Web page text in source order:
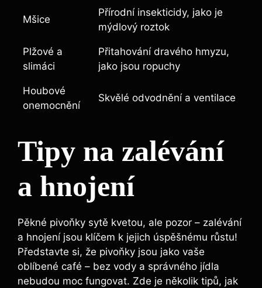
Mšice
Přírodní insekticidy, jako je
mýdlový roztok
Plžové a
slimáci
Přitahování dravého hmyzu,
jako jsou ropuchy
Houbové
onemocnění
Skvělé odvodnění⁢ a ventilace
Tipy na zalévání
a hnojení
Pěkné pivoňky sytě kvetou, ​ale pozor – zalévání
a hnojení jsou klíčem k jejich úspěšnému růstu!
Představte si,‌ že‍ pivoňky​ jsou ⁣jako vaše
oblíbené café –​ bez vody a správného jídla
nebudou moc fungovat. Zde ‍je ⁤několik tipů,⁣ jak